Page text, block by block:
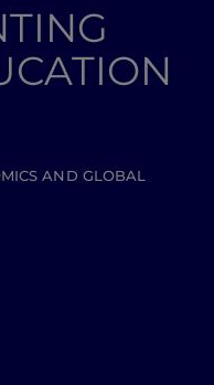
AND GLOBAL